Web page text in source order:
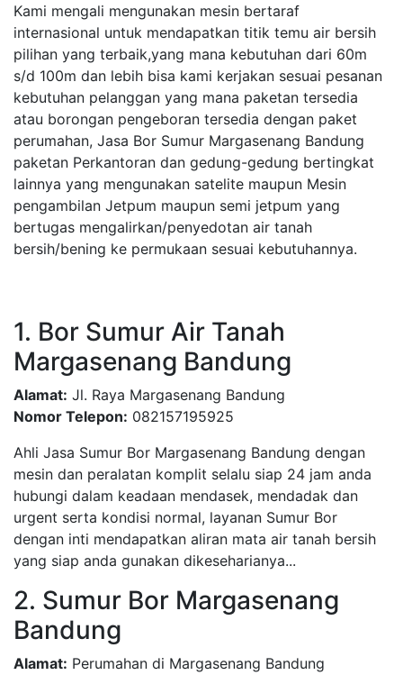
Kami mengali mengunakan mesin bertaraf
internasional untuk mendapatkan titik temu air bersih
pilihan yang terbaik,yang mana kebutuhan dari 60m
s/d 100m dan lebih bisa kami kerjakan sesuai pesanan
kebutuhan pelanggan yang mana paketan tersedia
atau borongan pengeboran tersedia dengan paket
perumahan, Jasa Bor Sumur Margasenang Bandung
paketan Perkantoran dan gedung-gedung bertingkat
lainnya yang mengunakan satelite maupun Mesin
pengambilan Jetpum maupun semi jetpum yang
bertugas mengalirkan/penyedotan air tanah
bersih/bening ke permukaan sesuai kebutuhannya.
1. Bor Sumur Air Tanah
Margasenang Bandung
Alamat: Jl. Raya Margasenang Bandung
Nomor Telepon: 082157195925
Ahli Jasa Sumur Bor Margasenang Bandung dengan
mesin dan peralatan komplit selalu siap 24 jam anda
hubungi dalam keadaan mendasek, mendadak dan
urgent serta kondisi normal, layanan Sumur Bor
dengan inti mendapatkan aliran mata air tanah bersih
yang siap anda gunakan dikeseharianya...
2. Sumur Bor Margasenang
Bandung
Alamat: Perumahan di Margasenang Bandung